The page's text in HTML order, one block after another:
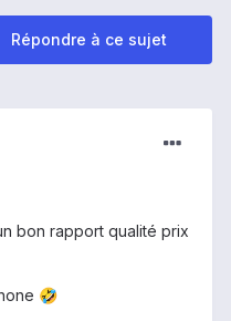
Répondre à ce sujet
bon rapport qualité prix
🤣